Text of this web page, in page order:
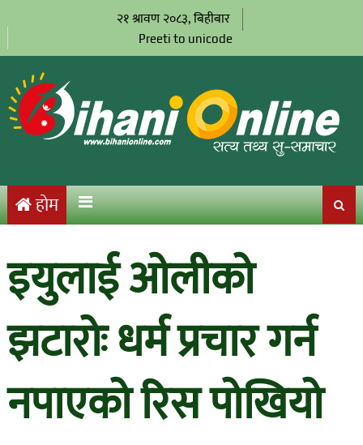
२१ श्रावण २०८३, बिहीबार
Preeti to unicode
होम
इयुलाई ओलीको
झटारोः धर्म प्रचार गर्न
नपाएको रिस पोखियो